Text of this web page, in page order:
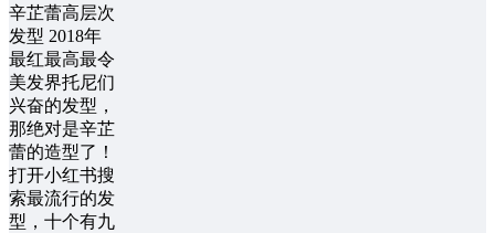
辛芷蕾高层次
发型 2018年
最红最高最令
美发界托尼们
兴奋的发型，
那绝对是辛芷
蕾的造型了！
打开小红书搜
索最流行的发
型，十个有九